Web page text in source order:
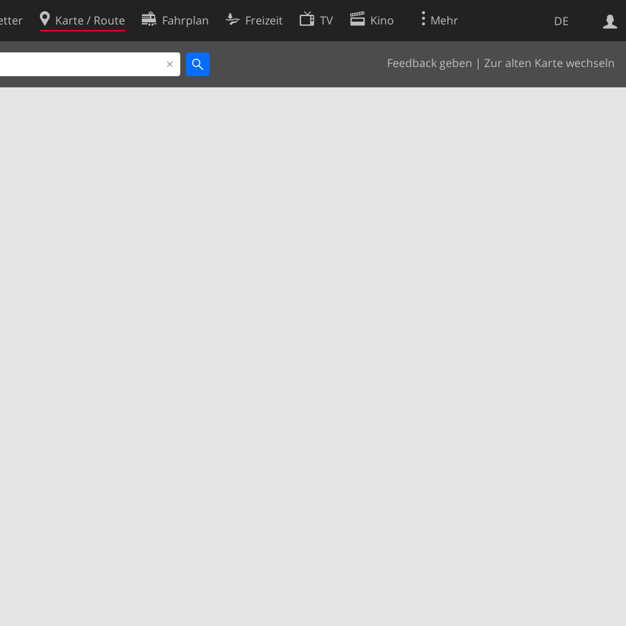
DE
Karte / Route Fahrplan Freizeit TV Kino Mehr
Feedback geben | Zur alten Karte wechseln
Websuche
Cookie-Richtlinie
Cookie-Einstellungen